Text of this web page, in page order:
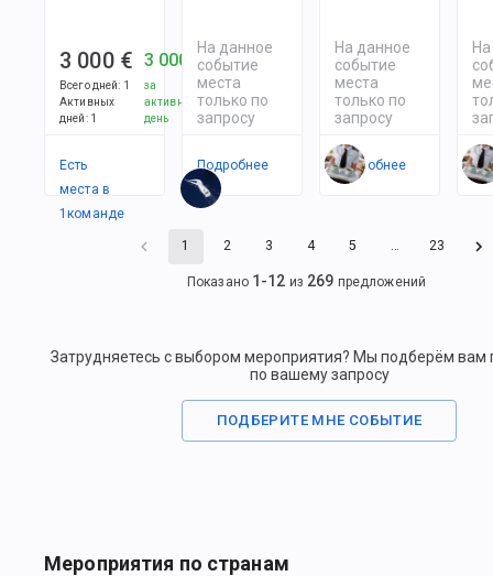
3 000 €
Всего дней: 1
Активных
дней: 1
3 000 €
за
активный
день
Есть
места в
1командe
На данное
событие
места
только по
запросу
Подробнее
На данное
событие
места
только по
запросу
Подробнее
1 2 3 4 5 … 23
Показано 1 -12 из 269 предложений
Затрудняетесь с выбором мероприятия? Мы подберём вам
по вашему запросу
ПОДБЕРИТЕ МНЕ СОБЫТИЕ
Мероприятия по странам